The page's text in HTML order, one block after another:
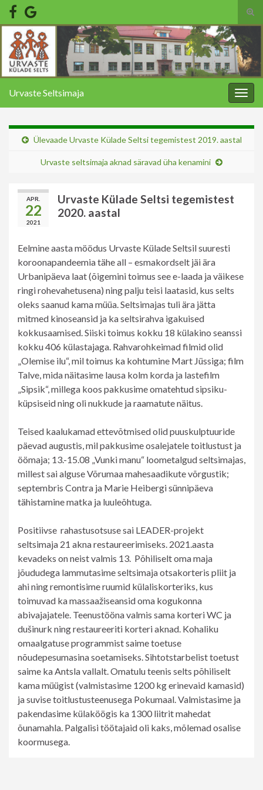
Search for:
Urvaste Seltsimaja
Ülevaade Urvaste Külade Seltsi tegemistest 2019. aastal
Urvaste seltsimaja aknad säravad üha kenamini
APR.
22
2021
Urvaste Külade Seltsi tegemistest
2020. aastal
Eelmine aasta möödus Urvaste Külade Seltsil suuresti
koroonapandeemia tähe all – esmakordselt jäi ära
Urbanipäeva laat (õigemini toimus see e-laada ja väikese
ringi rohevahetusena) ning palju teisi laatasid, kus selts
oleks saanud kama müüa. Seltsimajas tuli ära jätta
mitmed kinoseansid ja ka seltsirahva igakuised
kokkusaamised. Siiski toimus kokku 18 külakino seanssi
kokku 406 külastajaga. Rahvarohkeimad filmid olid
„Olemise ilu“, mil toimus ka kohtumine Mart Jüssiga; film
Talve, mida näitasime lausa kolm korda ja lastefilm
„Sipsik“, millega koos pakkusime omatehtud sipsiku-
küpsiseid ning oli nukkude ja raamatute näitus.
Teised kaalukamad ettevõtmised olid puuskulptuuride
päevad augustis, mil pakkusime osalejatele toitlustust ja
öömaja; 13.-15.08 „Vunki manu“ loometalgud seltsimajas,
millest sai alguse Võrumaa mahesaadikute võrgustik;
septembris Contra ja Marie Heibergi sünnipäeva
tähistamine matka ja luuleõhtuga.
Positiivse rahastusotsuse sai LEADER-projekt
seltsimaja 21 akna restaureerimiseks. 2021.aasta
kevadeks on neist valmis 13. Põhiliselt oma maja
jõududega lammutasime seltsimaja otsakorteris pliit ja
ahi ning remontisime ruumid külaliskorteriks, kus
toimuvad ka massaažiseansid oma kogukonna
abivajajatele. Teenustööna valmis sama korteri WC ja
dušinurk ning restaureeriti korteri aknad. Kohaliku
omaalgatuse programmist saime toetuse
nõudepesumasina soetamiseks. Sihtotstarbelist toetust
saime ka Antsla vallalt. Omatulu teenis selts põhiliselt
kama müügist (valmistasime 1200 kg erinevaid kamasid)
ja suvise toitlustusteenusega Pokumaal. Valmistasime ja
pakendasime külaköögis ka 1300 liitrit mahedat
õunamahla. Palgalisi töötajaid oli kaks, mõlemad osalise
koormusega.